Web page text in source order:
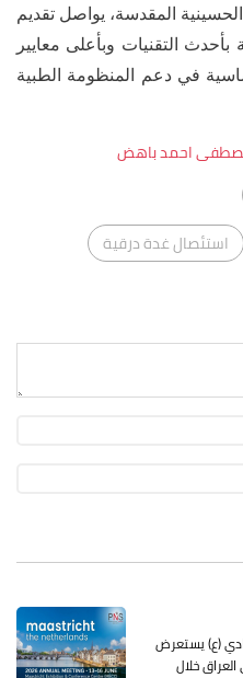
المقدسة، يواصل تقديم
بأحدث التقنيات وبأعلى معايير
في دعم المنظومة الطبية
احمد باهض
استئصال غدة درقية
(ع) يستعرض
خلال